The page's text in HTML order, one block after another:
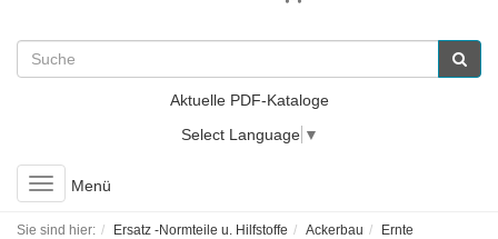
Aktuelle PDF-Kataloge
Select Language ▼
Toggle
navigation
Menü
Sie sind hier: Ersatz -Normteile u. Hilfstoffe Ackerbau
Ernte